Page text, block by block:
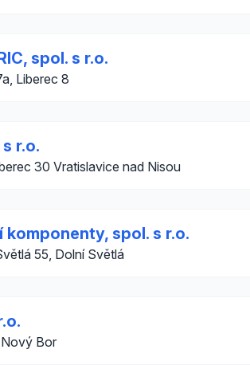
spol. s r.o.
Liberec 8
r.o.
30 Vratislavice nad Nisou
komponenty, spol. s r.o.
55, Dolní Světlá
Bor